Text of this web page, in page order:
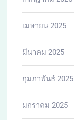
เมษายน 2025
มีนาคม 2025
กุมภาพันธ์ 2025
มกราคม 2025